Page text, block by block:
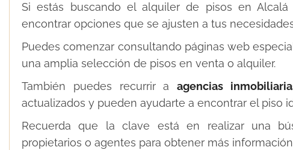
Si estás buscando el alquiler de pisos en
encontrar opciones que se ajusten a tus
Puedes comenzar consultando páginas web
una amplia selección de pisos en venta o alquiler.
También puedes recurrir aagencias
actualizados y pueden ayudarte a encontrar el piso
Recuerda que la clave está en realizar una
propietarios o agentes para obtener más